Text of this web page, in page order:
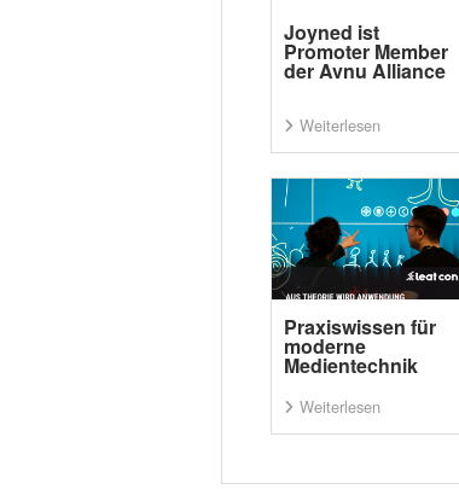
Joyned ist
Promoter Member
der Avnu Alliance
Weiterlesen
Praxiswissen für
moderne
Medientechnik
Weiterlesen